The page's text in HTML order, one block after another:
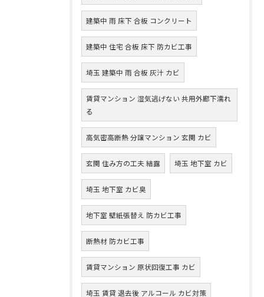
建築中 雨 床下 合板 コンクリート
建築中 住宅 合板 床下 防カビ工事
埼玉 建築中 雨 合板 灰汁 カビ
賃貸マンション 湿気逃げない 共用外廊下濡れ
る
高気密高断熱 分譲マンション 玄関 カビ
玄関 住み方の工夫 結露 埼玉 地下室 カビ
埼玉 地下室 カビ臭
地下室 壁紙張替え 防カビ工事
断熱材 防カビ工事
賃貸マンション 原状回復工事 カビ
埼玉 賃貸 退去後 アルコール カビ対策